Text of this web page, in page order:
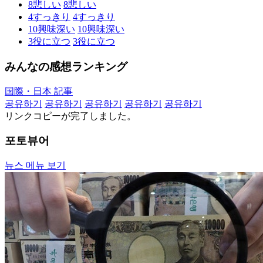
8悲しい 8悲しい
4すっきり 4すっきり
10興味深い 10興味深い
3役に立つ 3役に立つ
みんなの感想ランキング
国際・日本 記事
공유하기
공유하기 공유하기 공유하기
공유하기
リンクコピーが完了しました。
포토뷰어
뉴스 메뉴 보기